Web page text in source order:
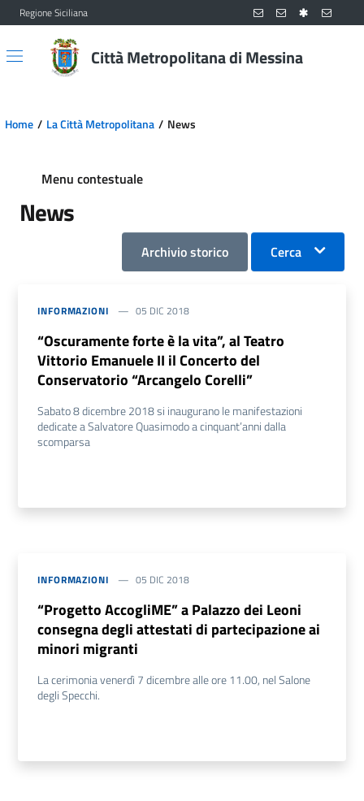
Vai al contenuto principale
Vai al menu principale
Regione Siciliana
Città Metropolitana di Messina
Home La Città Metropolitana News
Menu contestuale
News
Archivio storico Cerca
INFORMAZIONI 05 DIC 2018
“Oscuramente forte è la vita”, al Teatro
Vittorio Emanuele II il Concerto del
Conservatorio “Arcangelo Corelli”
Sabato 8 dicembre 2018 si inaugurano le manifestazioni
dedicate a Salvatore Quasimodo a cinquant’anni dalla
scomparsa
INFORMAZIONI 05 DIC 2018
“Progetto AccogliME” a Palazzo dei Leoni
consegna degli attestati di partecipazione ai
minori migranti
La cerimonia venerdì 7 dicembre alle ore 11.00, nel Salone
degli Specchi.